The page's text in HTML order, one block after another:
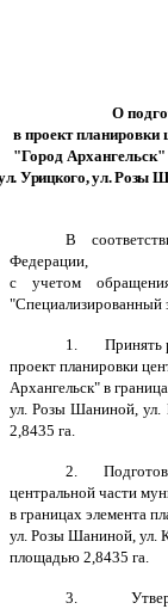
О
в проект планировки
"Город Архангельск"
Урицкого, ул. Розы
В
Федерации,
с учетом
"Специализированный
1.
Принять
проект планировки
Архангельск" в
ул. Розы Шаниной, ул.
2,8435 га.
2.
центральной части
в границах элемента
ул. Розы Шаниной, ул.
площадью 2,8435 га.
3.